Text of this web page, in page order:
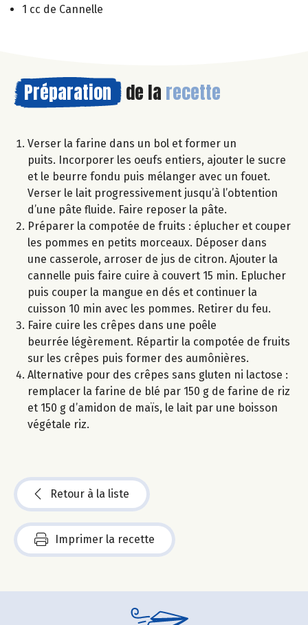
1 cc de Cannelle
Préparation de la recette
Verser la farine dans un bol et former un
puits. Incorporer les oeufs entiers, ajouter le sucre
et le beurre fondu puis mélanger avec un fouet.
Verser le lait progressivement jusqu’à l’obtention
d’une pâte fluide. Faire reposer la pâte.
Préparer la compotée de fruits : éplucher et couper
les pommes en petits morceaux. Déposer dans
une casserole, arroser de jus de citron. Ajouter la
cannelle puis faire cuire à couvert 15 min. Eplucher
puis couper la mangue en dés et continuer la
cuisson 10 min avec les pommes. Retirer du feu.
Faire cuire les crêpes dans une poêle
beurrée légèrement. Répartir la compotée de fruits
sur les crêpes puis former des aumônières.
Alternative pour des crêpes sans gluten ni lactose :
remplacer la farine de blé par 150 g de farine de riz
et 150 g d’amidon de maïs, le lait par une boisson
végétale riz.
Retour à la liste
Imprimer la recette